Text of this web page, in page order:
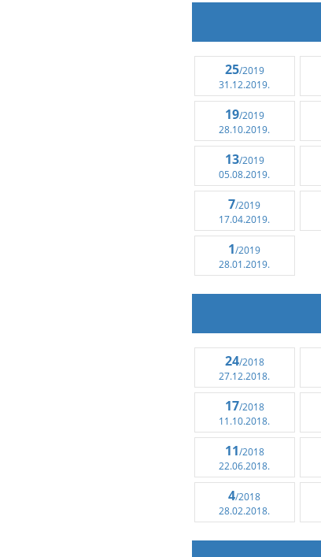
25/2019
31.12.2019.
19/2019
28.10.2019.
13/2019
05.08.2019.
7/2019
17.04.2019.
1/2019
28.01.2019.
24/2018
27.12.2018.
17/2018
11.10.2018.
11/2018
22.06.2018.
4/2018
28.02.2018.